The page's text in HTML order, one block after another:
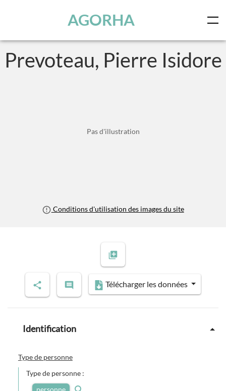
AGORHA
Prevoteau, Pierre Isidore
Pas d'illustration
Conditions d'utilisation des images du site
Télécharger les données
Identification
Type de personne
Type de personne :
personne